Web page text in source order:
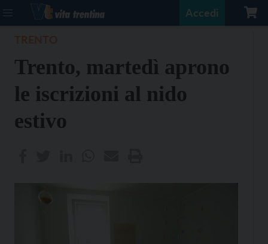
Accedi
Trento, martedì aprono
le iscrizioni al nido
estivo